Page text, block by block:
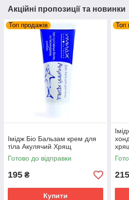
Акційні пропозиції та новинки
Топ продажів
Імідж Біо Бальзам крем для
тіла Акулячий Хрящ
Готово до відправки
195 ₴
Купити
Топ
215